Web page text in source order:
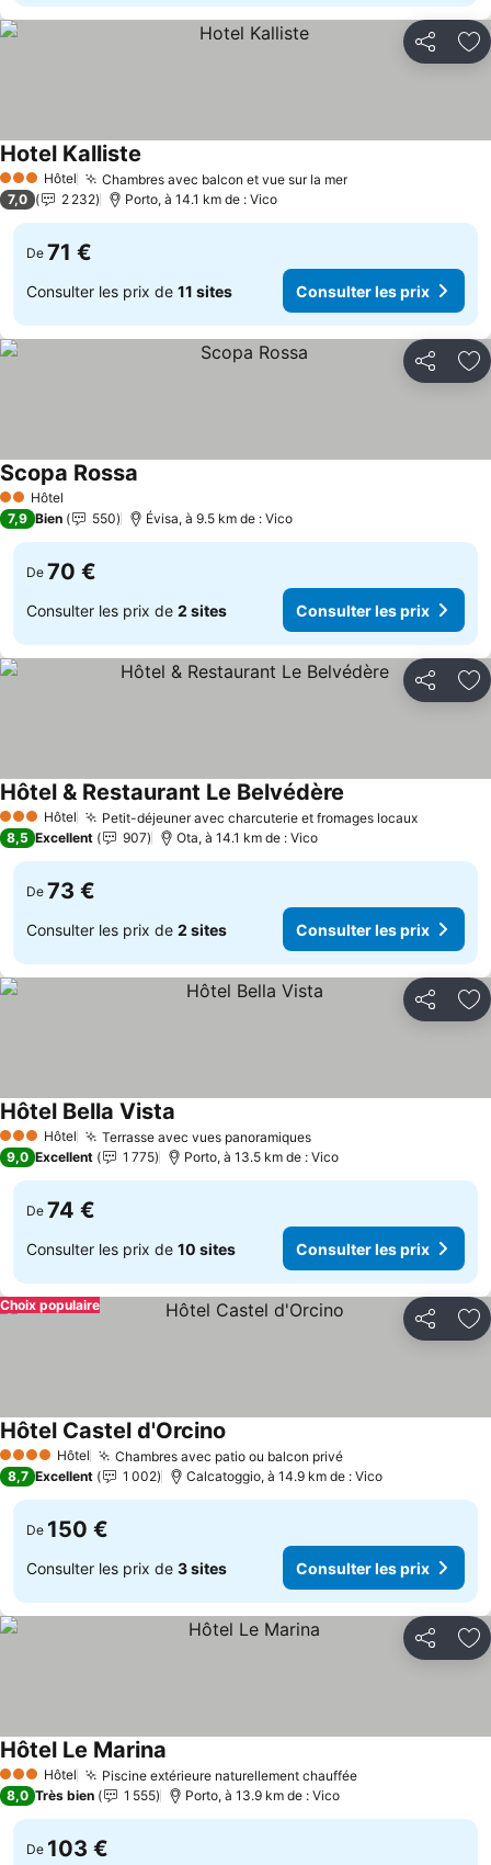
Partager
3 ÉtoilesHôtel Chambres avec balcon et vue sur la merConsulter les prix
Hotel Kalliste
7,0 2 232 Porto, à 14.1 km de : Vico
De 71 €
Consulter les prix de 11 sites Consulter les prix
Partager
2 Étoiles
Hôtel
Scopa Rossa
7,9 Bien 550 Évisa, à 9.5 km de : Vico
De 70 €
Consulter les prix de 2 sites Consulter les prix
Partager
3 ÉtoilesHôtel Petit-déjeuner avec charcuterie et fromages locaux
Hôtel & Restaurant Le Belvédère
8,5 Excellent 907 Ota, à 14.1 km de : Vico
De 73 €
Consulter les prix de 2 sites Consulter les prix
Partager
3 ÉtoilesHôtel Terrasse avec vues panoramiquesConsulter les prix
Hôtel Bella Vista
9,0 Excellent 1 775 Porto, à 13.5 km de : Vico
De 74 €
Consulter les prix de 10 sites Consulter les prix
Partager
Choix populaire
4 Étoiles Hôtel Chambres avec patio ou balcon privéConsulter les prix
Hôtel Castel d'Orcino
8,7 Excellent 1 002 Calcatoggio, à 14.9 km de : Vico
De 150 €
Consulter les prix de 3 sites Consulter les prix
Partager
3 ÉtoilesHôtel Piscine extérieure naturellement chaufféeConsulter les
Hôtel Le Marina
8,0 Très bien 1 555 Porto, à 13.9 km de : Vico
De 103 €